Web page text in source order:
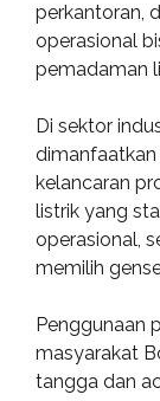
perkantoran,
operasional
pemadaman
Di sektor
kelancaran
listrik yang
operasional,
memilih
Penggunaan
masyarakat
tangga dan